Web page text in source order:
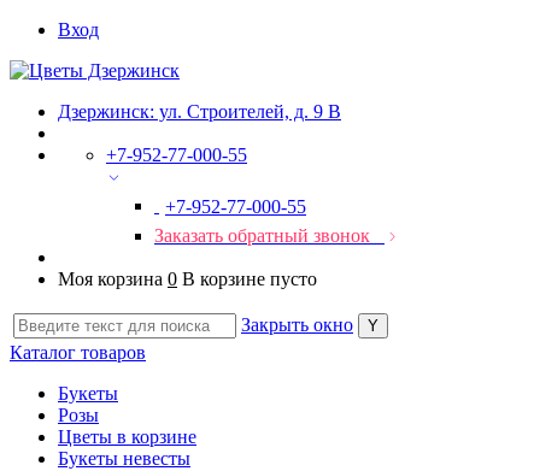
Вход
Дзержинск: ул. Строителей, д. 9 В
+7-952-77-000-55
+7-952-77-000-55
Заказать обратный звонок
Моя корзина 0 В корзине пусто
Закрыть окно
Каталог товаров
Букеты
Розы
Цветы в корзине
Букеты невесты